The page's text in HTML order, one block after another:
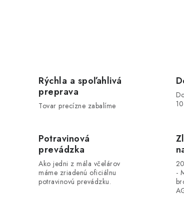
Rýchla a spoľahlivá
preprava
Tovar precízne zabalíme
Potravinová
prevádzka
Ako jedni z mála včelárov
máme zriadenú oficiálnu
potravinovú prevádzku.
-